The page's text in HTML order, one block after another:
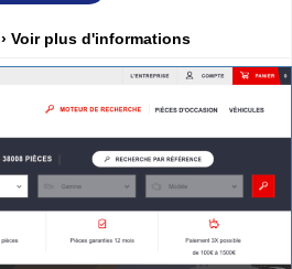
› Voir plus d'informations